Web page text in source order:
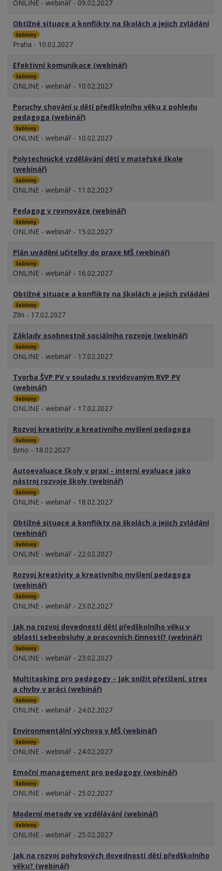
ONLINE - webinář - 09.02.2027
Obtížné situace a konflikty na školách a jejich zvládání
šablony
Praha - 10.02.2027
Efektivní komunikace (webinář)
šablony
ONLINE - webinář - 10.02.2027
Poruchy chování u dětí předškolního věku z pohledu
pedagoga (webinář)
šablony
ONLINE - webinář - 10.02.2027
Polytechnické vzdělávání dětí v mateřské škole
(webinář)
šablony
ONLINE - webinář - 11.02.2027
Pedagog v rovnováze (webinář)
šablony
ONLINE - webinář - 15.02.2027
Plán uvádění učitelky do praxe MŠ (webinář)
šablony
ONLINE - webinář - 16.02.2027
Obtížné situace a konflikty na školách a jejich zvládání
šablony
Zlín - 17.02.2027
Základy osobnostně sociálního rozvoje (webinář)
šablony
ONLINE - webinář - 17.02.2027
Tvorba ŠVP PV v souladu s revidovaným RVP PV
(webinář)
šablony
ONLINE - webinář - 17.02.2027
Rozvoj kreativity a kreativního myšlení pedagoga
šablony
Brno - 18.02.2027
Autoevaluace školy v praxi - interní evaluace jako
nástroj rozvoje školy (webinář)
šablony
ONLINE - webinář - 18.02.2027
Obtížné situace a konflikty na školách a jejich zvládání
(webinář)
šablony
ONLINE - webinář - 22.02.2027
Rozvoj kreativity a kreativního myšlení pedagoga
(webinář)
šablony
ONLINE - webinář - 23.02.2027
Jak na rozvoj dovedností dětí předškolního věku v
oblasti sebeobsluhy a pracovních činností? (webinář)
šablony
ONLINE - webinář - 23.02.2027
Multitasking pro pedagogy - Jak snížit přetížení, stres
a chyby v práci (webinář)
šablony
ONLINE - webinář - 24.02.2027
Environmentální výchova v MŠ (webinář)
šablony
ONLINE - webinář - 24.02.2027
Emoční management pro pedagogy (webinář)
šablony
ONLINE - webinář - 25.02.2027
Moderní metody ve vzdělávání (webinář)
šablony
ONLINE - webinář - 25.02.2027
Jak na rozvoj pohybových dovedností dětí předškolního
věku? (webinář)